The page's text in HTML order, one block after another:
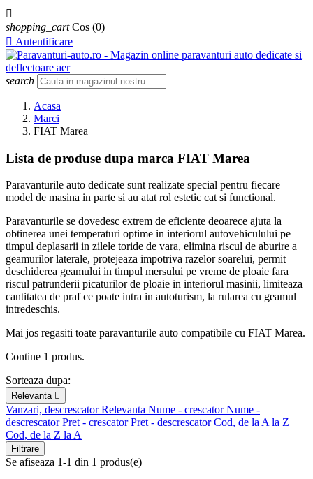

shopping_cart Cos (0)
 Autentificare
search
Acasa
Marci
FIAT Marea
Lista de produse dupa marca FIAT Marea
Paravanturile auto dedicate sunt realizate special pentru fiecare
model de masina in parte si au atat rol estetic cat si functional.
Paravanturile se dovedesc extrem de eficiente deoarece ajuta la
obtinerea unei temperaturi optime in interiorul autovehiculului pe
timpul deplasarii in zilele toride de vara, elimina riscul de aburire a
geamurilor laterale, protejeaza impotriva razelor soarelui, permit
deschiderea geamului in timpul mersului pe vreme de ploaie fara
riscul patrunderii picaturilor de ploaie in interiorul masinii, limiteaza
cantitatea de praf ce poate intra in autoturism, la rularea cu geamul
intredeschis.
Mai jos regasiti toate paravanturile auto compatibile cu FIAT Marea.
Contine 1 produs.
Sorteaza dupa:
Relevanta 
Vanzari, descrescatorRelevanta Nume - crescatorNume -
descrescatorPret - crescatorPret - descrescatorCod, de la A la Z
Cod, de la Z la A
Filtrare
Se afiseaza 1-1 din 1 produs(e)